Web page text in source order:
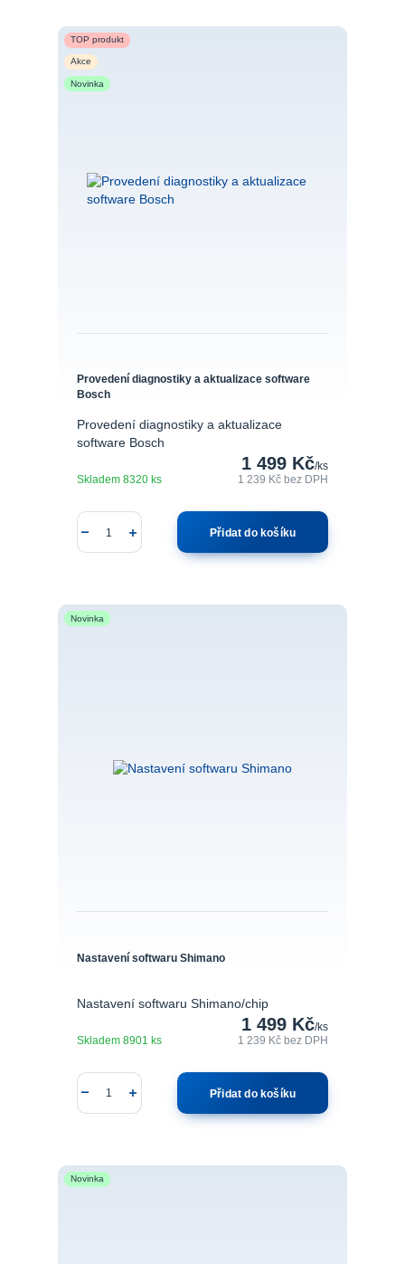
TOP produkt
Akce
Novinka
Provedení diagnostiky a aktualizace software
Bosch
Provedení diagnostiky a aktualizace
software Bosch
1 499 Kč/ks
1 239 Kč bez DPH
Skladem 8320 ks
Přidat do košíku
Novinka
Nastavení softwaru Shimano
Nastavení softwaru Shimano/chip
1 499 Kč/ks
1 239 Kč bez DPH
Skladem 8901 ks
Přidat do košíku
Novinka